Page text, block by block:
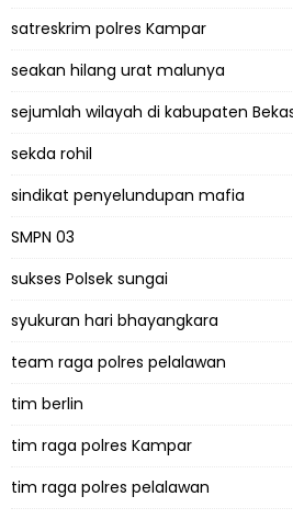
satreskrim polres Kampar
seakan hilang urat malunya
sejumlah wilayah di kabupaten
sekda rohil
sindikat penyelundupan mafia
SMPN 03
sukses Polsek sungai
syukuran hari bhayangkara
team raga polres pelalawan
tim berlin
tim raga polres Kampar
tim raga polres pelalawan